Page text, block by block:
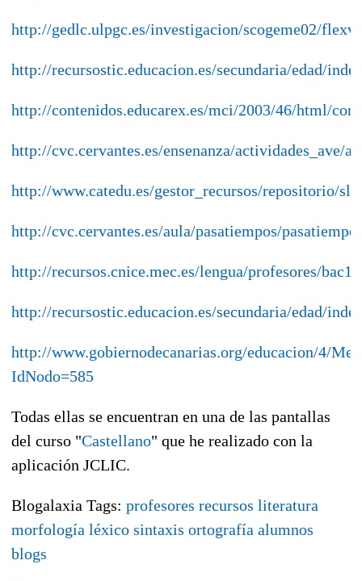
http://gedlc.ulpgc.es/investigacion/scogeme02/
http://recursostic.educacion.es/secundaria/edad/
http://contenidos.educarex.es/mci/2003/46/html/
http://cvc.cervantes.es/ensenanza/actividades_ave/
http://www.catedu.es/gestor_recursos/repositorio/sl/
http://cvc.cervantes.es/aula/pasatiempos/
http://recursos.cnice.mec.es/lengua/profesores/
http://recursostic.educacion.es/secundaria/edad/
http://www.gobiernodecanarias.org/educacion/4/
IdNodo=585
Todas ellas se encuentran en una de las pantallas
del curso "Castellano" que he realizado con la
aplicación JCLIC.
Blogalaxia Tags: profesores recursos literatura
morfología léxico sintaxis ortografía alumnos
blogs